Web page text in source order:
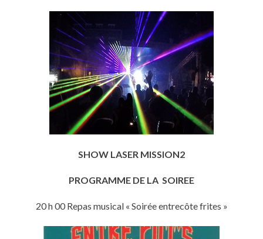
SHOW LASER MISSION2
PROGRAMME DE LA SOIREE
20 h 00 Repas musical « Soirée entrecôte frites »